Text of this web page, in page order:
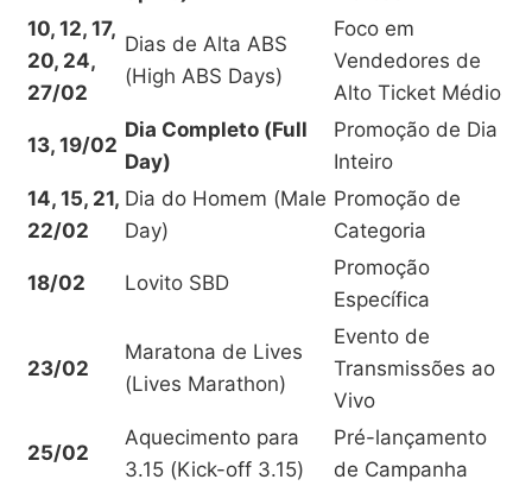
10, 12, 17,
20, 24,
27/02
Dias de Alta ABS
(High ABS Days)
Foco em
Vendedores de
Alto Ticket Médio
13, 19/02
Dia Completo (Full
Day)
Promoção de Dia
Inteiro
14, 15, 21,
22/02
Dia do Homem (Male
Day)
Promoção de
Categoria
18/02 Lovito SBD
Promoção
Específica
23/02
Maratona de Lives
(Lives Marathon)
Evento de
Transmissões ao
Vivo
25/02
Aquecimento para
3.15 (Kick-off 3.15)
Pré-lançamento
de Campanha